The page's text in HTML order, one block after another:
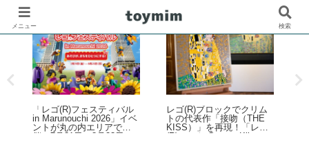
「レゴ(R)フェスティバル
in Marunouchi 2026」イベ
ントが丸の内エリアで開
催！7月31日～8月23日
レゴ(R)ブロックでクリム
トの代表作「接吻（THE
KISS）」を再現！「レゴ
(R)アート Gustav Klimt ＜
メニュー 検索